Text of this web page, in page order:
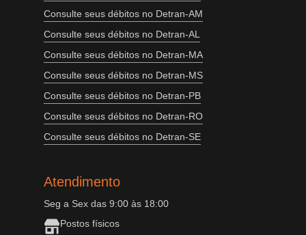
Consulte seus débitos no Detran-AM
Consulte seus débitos no Detran-AL
Consulte seus débitos no Detran-MA
Consulte seus débitos no Detran-MS
Consulte seus débitos no Detran-PB
Consulte seus débitos no Detran-RO
Consulte seus débitos no Detran-SE
Atendimento
Seg a Sex das 9:00 às 18:00
Postos físicos